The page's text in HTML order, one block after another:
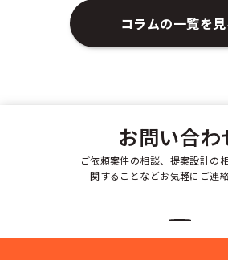
コラムの一覧を
お問い合わ
ご依頼案件の相談、提案設計の
関することなどお気軽にご連